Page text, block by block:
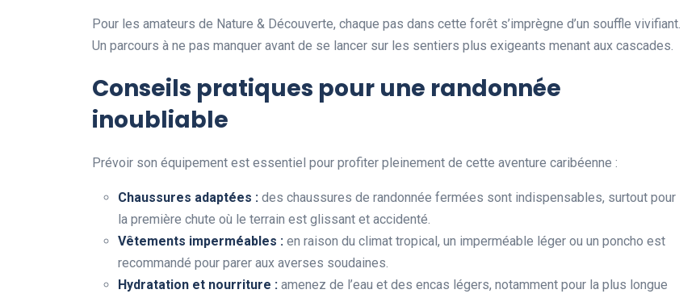
Pour les amateurs de Nature & Découverte, chaque pas dans cette forêt s’imprègne d’un souffle vivifiant.
Un parcours à ne pas manquer avant de se lancer sur les sentiers plus exigeants menant aux cascades.
Conseils pratiques pour une randonnée
inoubliable
Prévoir son équipement est essentiel pour profiter pleinement de cette aventure caribéenne :
Chaussures adaptées : des chaussures de randonnée fermées sont indispensables, surtout pour
la première chute où le terrain est glissant et accidenté.
Vêtements imperméables : en raison du climat tropical, un imperméable léger ou un poncho est
recommandé pour parer aux averses soudaines.
Hydratation et nourriture : amenez de l’eau et des encas légers, notamment pour la plus longue